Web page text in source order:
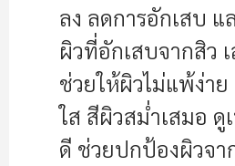
ลง ลดการอักเสบ
ผิวที่อักเสบจากสิว
ช่วยให้ผิวไม่แพ้ง่าย
ใส สีผิวสม่ำเสมอ
ดี ช่วยปกป้องผิวจ